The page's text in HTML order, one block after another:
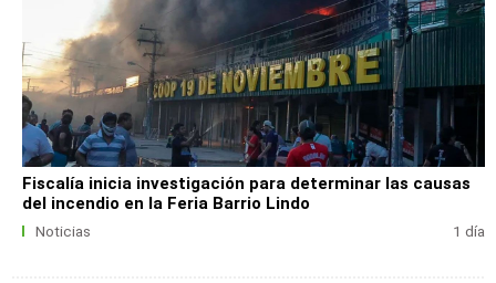
Fiscalía inicia investigación para determinar las causas
del incendio en la Feria Barrio Lindo
Noticias 1 día